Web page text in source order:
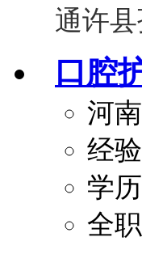
通许
口腔
河南
经
学
全职